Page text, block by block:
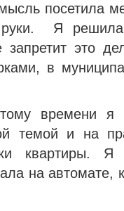
посетила
руки. Я
это
в
тому времени
темой и на
квартиры.
на автомате,